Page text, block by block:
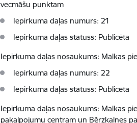
vecmāšu punktam
Iepirkuma daļas numurs: 21
Iepirkuma daļas statuss: Publicēta
Iepirkuma daļas nosaukums: Malkas
Iepirkuma daļas numurs: 22
Iepirkuma daļas statuss: Publicēta
Iepirkuma daļas nosaukums: Malkas
pakalpojumu centram un Bērzkalnes